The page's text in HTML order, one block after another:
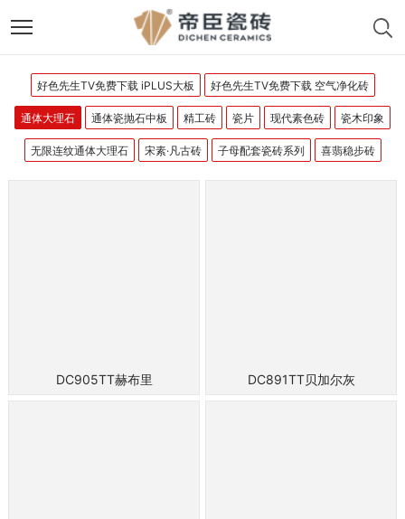
好色先生TV免费下载 iPLUS大板 好色先生TV免费下载 空气净化砖
通体大理石 通体瓷抛石中板 精工砖 瓷片 现代素色砖 瓷木印象
无限连纹通体大理石 宋素·凡古砖 子母配套瓷砖系列 喜翡稳步砖
DC905TT赫布里 DC891TT贝加尔灰